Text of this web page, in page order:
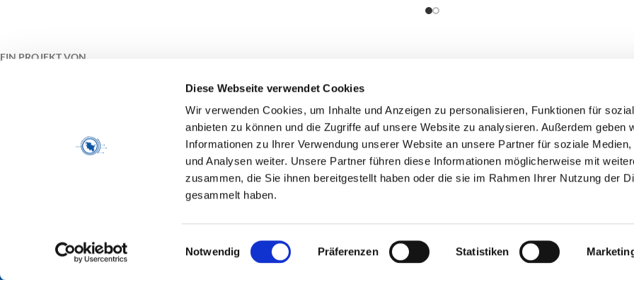
Diese Webseite verwendet Cookies
Wir verwenden Cookies, um Inhalte und Anzeigen zu personalisieren, Funktionen für
anbieten zu können und die Zugriffe auf unsere Website zu analysieren. Außerdem geben
Informationen zu Ihrer Verwendung unserer Website an unsere Partner für soziale Medien,
und Analysen weiter. Unsere Partner führen diese Informationen möglicherweise mit
zusammen, die Sie ihnen bereitgestellt haben oder die sie im Rahmen Ihrer Nutzung der
gesammelt haben.
Einwilligungsauswahl
Notwendig Präferenzen Statistiken
EIN PROJEKT VON